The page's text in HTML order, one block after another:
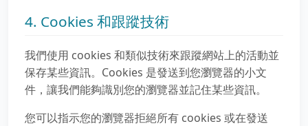
4. Cookies 和跟蹤技術
我們使用 cookies 和類似技術來跟蹤網站上的活動並
保存某些資訊。Cookies 是發送到您瀏覽器的小文
件，讓我們能夠識別您的瀏覽器並記住某些資訊。
您可以指示您的瀏覽器拒絕所有 cookies 或在發送